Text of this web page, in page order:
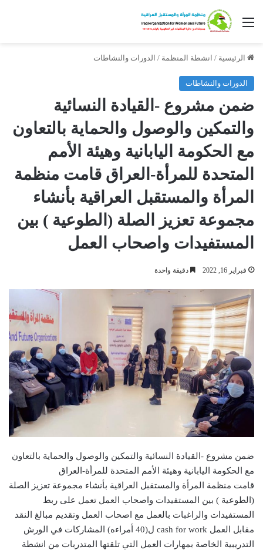
القائمة
الرئيسية / انشطة المنظمة / الدورات والنشاطات
الدورات والنشاطات
ضمن مشروع -القيادة النسائية
والتمكين والوصول والحماية بالتعاون
مع الحكومة اليابانية وهيئة الأمم
المتحدة للمرأة-العراق قامت منظمة
المرأة والمستقبل العراقية بأنشاء
مجموعة تعزيز الصلة (الطوعية ) بين
المستفيدات واصحاب العمل
فبراير 16, 2022 دقيقة واحدة
ضمن مشروع -القيادة النسائية والتمكين والوصول والحماية بالتعاون
مع الحكومة اليابانية وهيئة الأمم المتحدة للمرأة-العراق
قامت منظمة المرأة والمستقبل العراقية بأنشاء مجموعة تعزيز الصلة
(الطوعية ) بين المستفيدات واصحاب العمل تعمل على ربط
المستفيدات والراغبات بالعمل مع اصحاب العمل وتقديم مبالغ النقد
مقابل العمل cash for work ل(40 أمراءه) المشاركات في الورش
التدريبية الخاصة بمهارات العمل التي تلقتها المتدربات من انشطة